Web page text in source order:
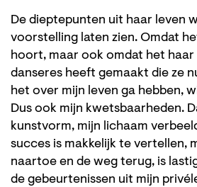
De dieptepunten uit haar leven
voorstelling laten zien. Omdat
hoort, maar ook omdat het haar
danseres heeft gemaakt die ze
het over mijn leven ga hebben,
Dus ook mijn kwetsbaarheden.
kunstvorm, mijn lichaam
succes is makkelijk te vertellen,
naartoe en de weg terug, is
de gebeurtenissen uit mijn